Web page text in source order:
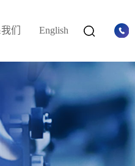
们 English